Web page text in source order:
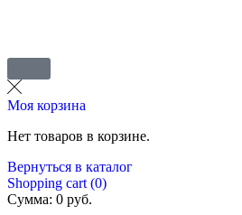
Моя корзина
Нет товаров в корзине.
Вернуться в каталог
Shopping cart (0)
Сумма: 0 руб.